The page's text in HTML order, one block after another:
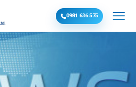
0981 636 575